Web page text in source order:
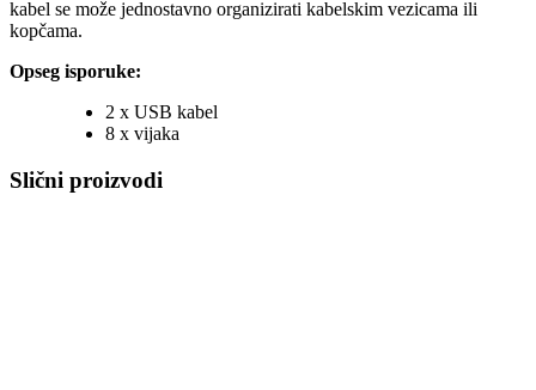
kabel se može jednostavno organizirati kabelskim vezicama ili
kopčama.
Opseg isporuke:
2 x USB kabel
8 x vijaka
Slični proizvodi